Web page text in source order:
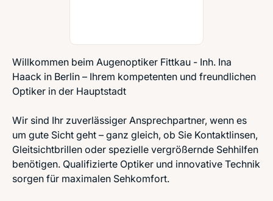
Willkommen beim Augenoptiker Fittkau - Inh. Ina
Haack in Berlin – Ihrem kompetenten und freundlichen
Optiker in der Hauptstadt
Wir sind Ihr zuverlässiger Ansprechpartner, wenn es
um gute Sicht geht – ganz gleich, ob Sie Kontaktlinsen,
Gleitsichtbrillen oder spezielle vergrößernde Sehhilfen
benötigen. Qualifizierte Optiker und innovative Technik
sorgen für maximalen Sehkomfort.